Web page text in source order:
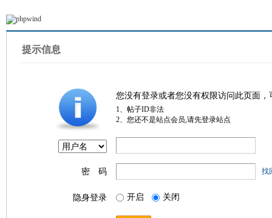
提示信息
您没有登录或者您没有权限访问此页面
1、帖子ID非法
2、您还不是站点会员,请先登录站点
密 码 找
隐身登录 开启 关闭